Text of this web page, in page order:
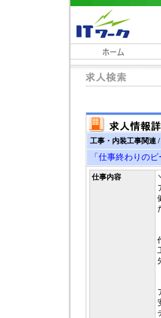
工事・内装工事関連 /
「仕事終わりの
仕事内容